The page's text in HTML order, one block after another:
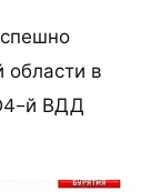
области в
й ВДД